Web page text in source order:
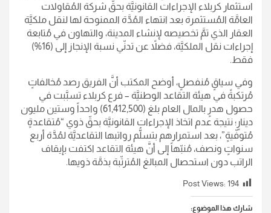
استثمار كربلاء الإجراءات القانونيَّة بحقّ شركة المُقاولات
العامَّة المُستثمرة بعد انتهاء المُدَّة الممنوحة لها لنقل ملكيَّة
العقار الذي تمَّ تخصيصه لإنشاء المدينة، والتهاون في مُتابعة
إجراءات نقل الملكيَّة، فضلاً عن تدنّي نسبة الإنجاز إلى (16%)
فقط.
وفي سياقٍ مُنفصلٍ، أوضح المكتب أنَّ الفريق رصد مُخالفاتٍ
مُرتكبةً في هيئة التقاعد الوطنيَّة – فرع كربلاء تسبَّبت في
حصول هدرٍ بالمال العام بلغ (61,412,500) واحداً وستين مليون
دينارٍ؛ نتيجة عدم اتخاذ الإجراءات القانونيَّة بحقّ ذوي “مُتقاعدةٍ
مُتوفّيةٍ”، بعد استمرارهم بتسلُّم رواتبها التقاعديَّة لمُدَّة أربع
سنواتٍ ونصف، مُنبّهاً إلى أنَّ هيئة التقاعد اكتفت بإيقاف
الراتب دون استحصال المبالغ المُترتّبة بذمَّة ذويها.
Post Views: 194
شارك هذا الموضوع: